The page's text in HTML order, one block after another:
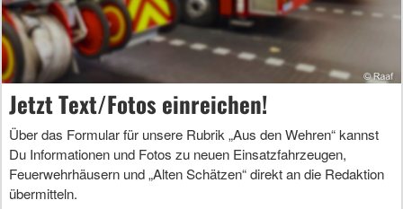
Jetzt Text/Fotos einreichen!
Über das Formular für unsere Rubrik „Aus den Wehren“ kannst
Du Informationen und Fotos zu neuen Einsatzfahrzeugen,
Feuerwehrhäusern und „Alten Schätzen“ direkt an die Redaktion
übermitteln.